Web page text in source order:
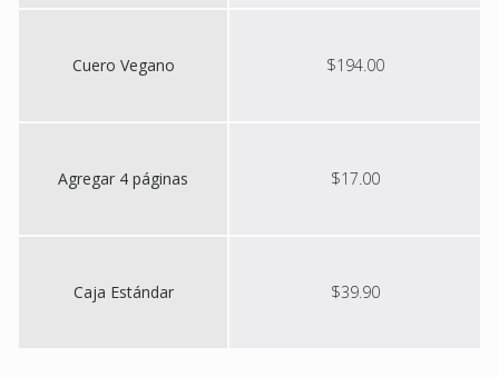
Cuero Vegano $194.00
Agregar 4 páginas $17.00
Caja Estándar $39.90